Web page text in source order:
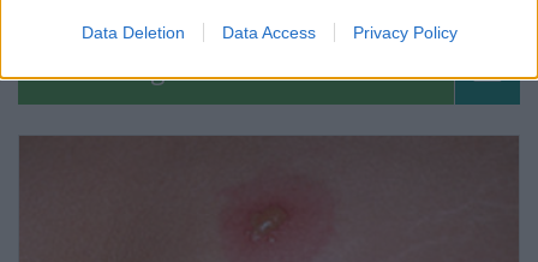
Data Deletion Data Access Privacy Policy
Pregúntale al médico